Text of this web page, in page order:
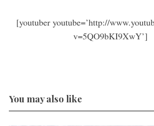
[youtuber youtube=’http://
v=5QO9bKI9XwY’]
You may also like